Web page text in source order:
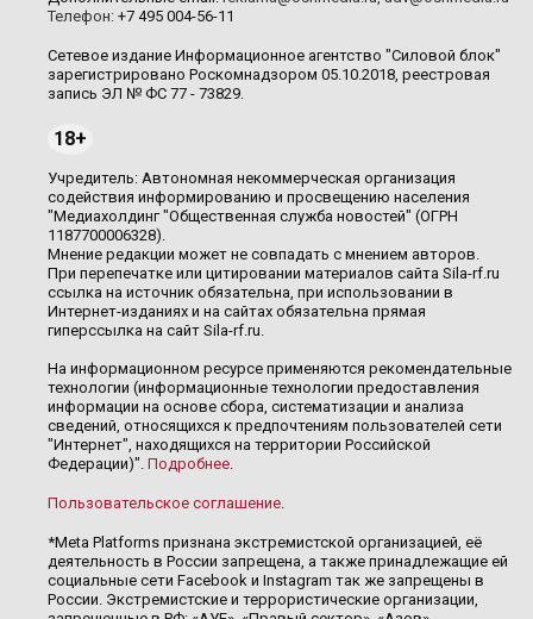
Телефон: +7 495 004-56-11
Сетевое издание Информационное агентство "Силовой блок"
зарегистрировано Роскомнадзором 05.10.2018, реестровая
запись ЭЛ № ФС 77 - 73829.
18+
Учредитель: Автономная некоммерческая организация
содействия информированию и просвещению населения
"Медиахолдинг "Общественная служба новостей" (ОГРН
1187700006328).
Мнение редакции может не совпадать с мнением авторов.
При перепечатке или цитировании материалов сайта Sila-rf.ru
ссылка на источник обязательна, при использовании в
Интернет-изданиях и на сайтах обязательна прямая
гиперссылка на сайт Sila-rf.ru.
На информационном ресурсе применяются рекомендательные
технологии (информационные технологии предоставления
информации на основе сбора, систематизации и анализа
сведений, относящихся к предпочтениям пользователей сети
"Интернет", находящихся на территории Российской
Федерации)". Подробнее.
Пользовательское соглашение.
*Meta Platforms признана экстремистской организацией, её
деятельность в России запрещена, а также принадлежащие ей
социальные сети Facebook и Instagram так же запрещены в
России. Экстремистские и террористические организации,